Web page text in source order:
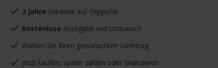
2 Jahre Garantie auf Teppiche
Kostenlose Rückgabe und Umtausch
Wählen Sie Ihren gewünschten Liefertag
Jetzt kaufen, später zahlen oder finanzieren